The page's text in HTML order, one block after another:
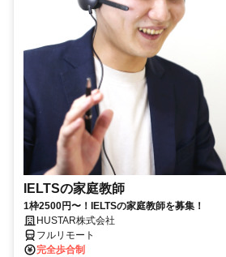
IELTSの家庭教師
1枠2500円〜！IELTSの家庭教師を募集！
HUSTAR株式会社
フルリモート
完全歩合制